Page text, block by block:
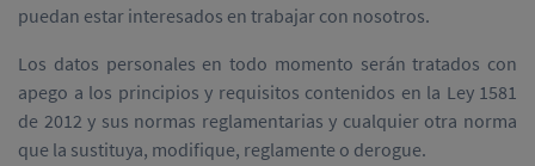
puedan estar interesados en trabajar con nosotros.
Los datos personales en todo momento serán tratados con
apego a los principios y requisitos contenidos en la Ley 1581
de 2012 y sus normas reglamentarias y cualquier otra norma
que la sustituya, modifique, reglamente o derogue.